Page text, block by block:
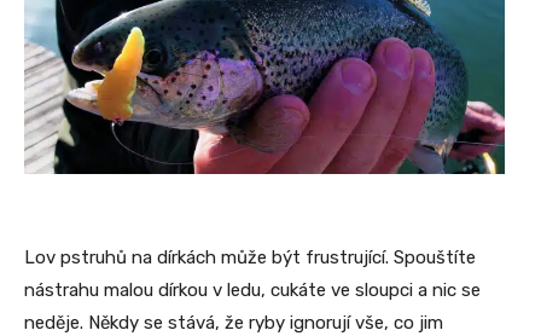
Lov pstruhů na dírkách může být frustrující. Spouštíte
nástrahu malou dírkou v ledu, cukáte ve sloupci a nic se
neděje. Někdy se stává, že ryby ignorují vše, co jim